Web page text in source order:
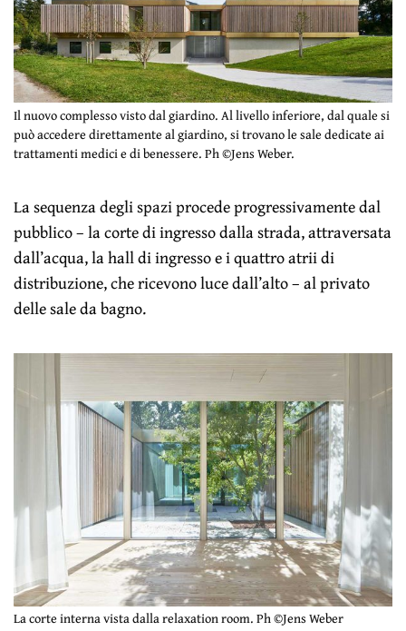
Il nuovo complesso visto dal giardino. Al livello inferiore, dal quale si
può accedere direttamente al giardino, si trovano le sale dedicate ai
trattamenti medici e di benessere. Ph ©Jens Weber.
La sequenza degli spazi procede progressivamente dal
pubblico – la corte di ingresso dalla strada, attraversata
dall’acqua, la hall di ingresso e i quattro atrii di
distribuzione, che ricevono luce dall’alto – al privato
delle sale da bagno.
La corte interna vista dalla relaxation room. Ph ©Jens Weber